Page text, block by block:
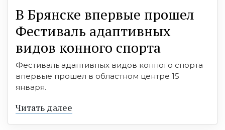
В Брянске впервые прошел
Фестиваль адаптивных
видов конного спорта
Фестиваль адаптивных видов конного спорта
впервые прошел в областном центре 15
января.
Читать далее